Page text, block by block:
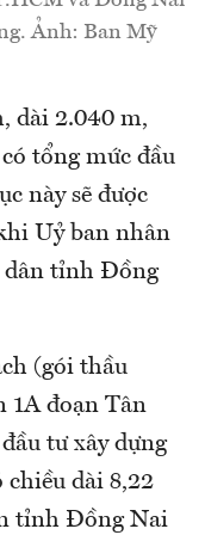
Ảnh: Ban Mỹ
dài 2.040 m,
tổng mức đầu
này sẽ được
Uỷ ban nhân
dân tỉnh Đồng
(gói thầu
1A đoạn Tân
tư xây dựng
chiều dài 8,22
tỉnh Đồng Nai